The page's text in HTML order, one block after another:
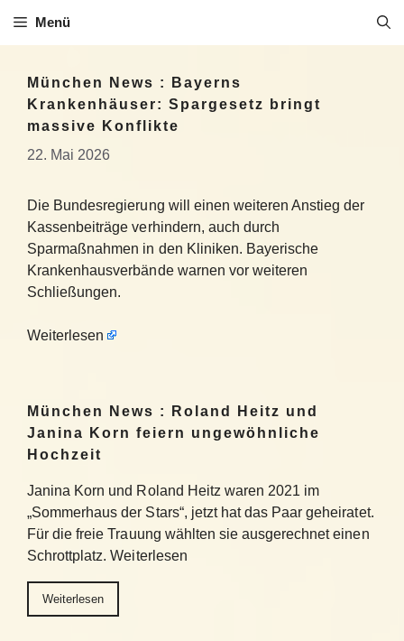
Inhalt
Menü
München News : Bayerns
Krankenhäuser: Spargesetz bringt
massive Konflikte
22. Mai 2026
Die Bundesregierung will einen weiteren Anstieg der
Kassenbeiträge verhindern, auch durch
Sparmaßnahmen in den Kliniken. Bayerische
Krankenhausverbände warnen vor weiteren
Schließungen.
Weiterlesen
München News : Roland Heitz und
Janina Korn feiern ungewöhnliche
Hochzeit
Janina Korn und Roland Heitz waren 2021 im
„Sommerhaus der Stars“, jetzt hat das Paar geheiratet.
Für die freie Trauung wählten sie ausgerechnet einen
Schrottplatz. Weiterlesen
Weiterlesen